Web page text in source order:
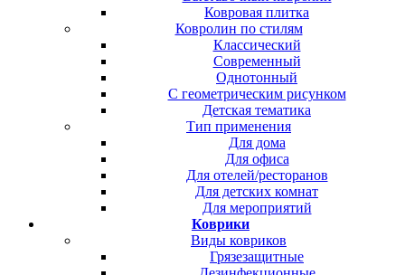
Ковровая плитка
Ковролин по стилям
Классический
Современный
Однотонный
С геометрическим рисунком
Детская тематика
Тип применения
Для дома
Для офиса
Для отелей/ресторанов
Для детских комнат
Для мероприятий
Коврики
Виды ковриков
Грязезащитные